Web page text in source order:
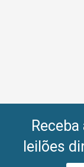
leilões